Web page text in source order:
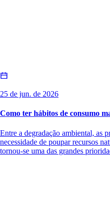
25 de jun. de 2026
Como ter hábitos de consumo
Entre a degradação ambiental, as
necessidade de poupar recursos
tornou-se uma das grandes